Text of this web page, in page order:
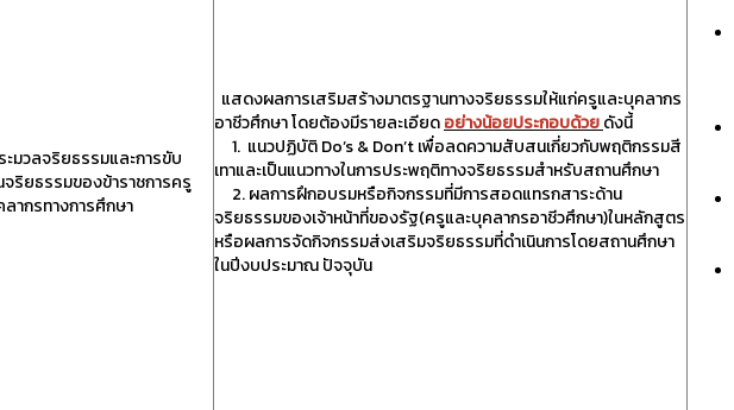
ะมวลจริยธรรมและการขับ
จริยธรรมของข้าราชการครู
ลากรทางการศึกษา
แสดงผลการเสริมสร้างมาตรฐานทางจริยธรรมให้แก่ครูและบุคลากร
อาชีวศึกษา โดยต้องมีรายละเอียดอย่างน้อยประกอบด้วยดังนี้
1. แนวปฏิบัติ Do’s & Don’t เพื่อลดความสับสนเกี่ยวกับพฤติกรรมสี
เทาและเป็นแนวทางในการประพฤติทางจริยธรรมสำหรับสถานศึกษา
2. ผลการฝึกอบรมหรือกิจกรรมที่มีการสอดแทรกสาระด้าน
จริยธรรมของเจ้าหน้าที่ของรัฐ(ครูและบุคลากรอาชีวศึกษา)ในหลักสูตร
หรือผลการจัดกิจกรรมส่งเสริมจริยธรรมที่ดำเนินการโดยสถานศึกษา
ในปีงบประมาณ ปัจจุบัน